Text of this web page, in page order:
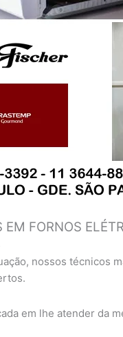
EM FORNOS
nossos técnicos
em lhe atender da